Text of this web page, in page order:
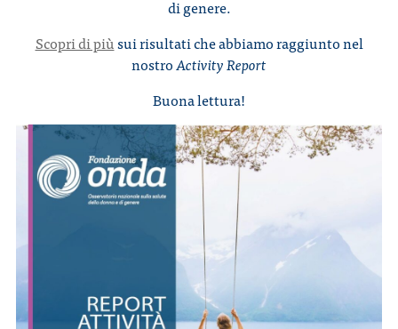
di genere.
Scopri di piùsui risultati che abbiamo raggiunto nel
nostroActivity Report
Buona lettura!